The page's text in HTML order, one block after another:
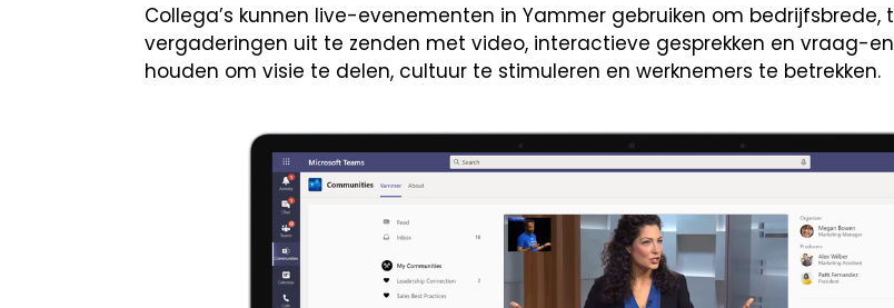
Collega’s kunnen live-evenementen in Yammer gebruiken om
vergaderingen uit te zenden met video, interactieve gesprekken en vraag-
houden om visie te delen, cultuur te stimuleren en werknemers te betrekken.